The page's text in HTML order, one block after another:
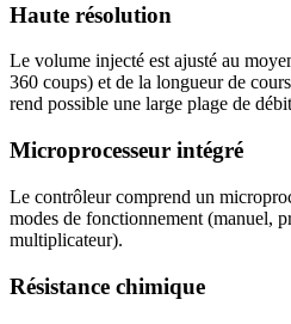
Haute résolution
Le volume injecté est ajusté au
360 coups) et de la longueur de
rend possible une large plage de
Microprocesseur intégré
Le contrôleur comprend un
modes de fonctionnement (manuel,
multiplicateur).
Résistance chimique